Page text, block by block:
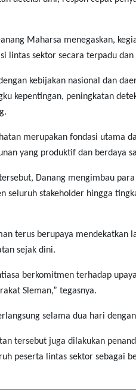
Maharsa menegaskan,
lintas sektor secara terpadu
kebijakan nasional dan
kepentingan, peningkatan
merupakan fondasi utama
yang produktif dan berdaya
Danang mengimbau
seluruh stakeholder hingga
terus berupaya mendekatkan
sejak dini.
berkomitmen terhadap
Sleman,” tegasnya.
selama dua hari
tersebut juga dilakukan
peserta lintas sektor sebagai